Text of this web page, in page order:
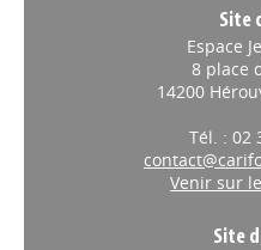
Site
Espace
8 place
14200
Tél. : 02
Venir sur
Site